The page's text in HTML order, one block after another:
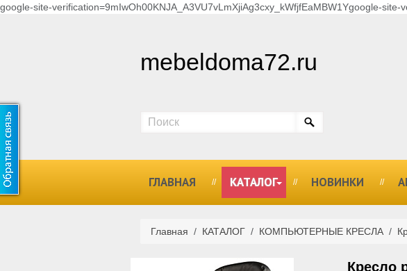
google-site-verification=9mIwOh00KNJA_A3VU7vLmXjiAg3cxy_kWfjfEaMBW1Ygoogle-
mebeldoma72.ru
ГЛАВНАЯ КАТАЛОГ НОВИНКИ
Главная / КАТАЛОГ / КОМПЬЮТЕРНЫЕ КРЕСЛА /
Кресло